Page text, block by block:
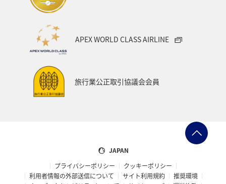
APEX WORLD CLASS AIRLINE
旅行業公正取引協議会会員
JAPAN
プライバシーポリシー
クッキーポリシー
利用者情報の外部送信について
サイト利用規約
推奨環境